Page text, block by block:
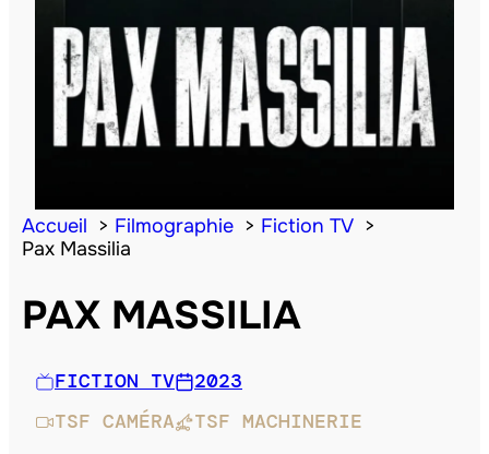
Accueil Filmographie
Fiction TV
Pax Massilia
PAX MASSILIA
FICTION TV
2023
TSF CAMÉRA
TSF MACHINERIE